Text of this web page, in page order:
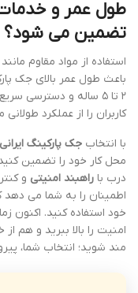
طول عمر و
تضمین می شود؟
استفاده از مواد مقاوم
باعث طول عمر بالای جک
۲ تا ۵ ساله و
کاربران را از عملکرد
با انتخاب جک پارکینگ
محل کار خود را تضمین
درب با راهبند امنیتی و
اطمینان را به شما می دهد
خود استفاده کنید. اکنون
امنیت را بالا ببرید و
مند شوید؛ انتخاب شما،